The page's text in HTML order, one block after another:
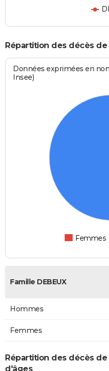
Répartition des décès de
Données exprimées en
Insee)
Femmes
Famille DEBEUX
Hommes
Femmes
Répartition des décès de
d'âges